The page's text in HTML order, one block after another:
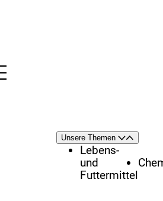
Themenschwerpunkte
Unsere Themen Öffnen
Schließen
Lebens-
und
Futtermittel